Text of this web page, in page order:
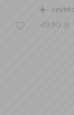
49,90 zł